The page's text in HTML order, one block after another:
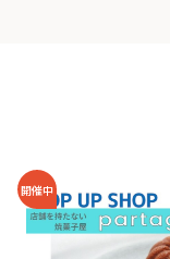
開催中